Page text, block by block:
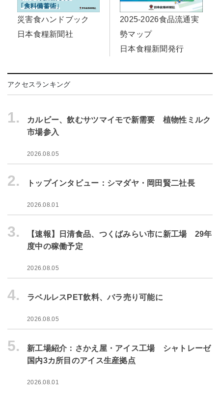
災害食ハンドブック
日本食糧新聞社
2025-2026食品流通実
勢マップ
日本食糧新聞発行
アクセスランキング
1.
カルビー、飲むサツマイモで新需要 植物性ミルク
市場参入
2026.08.05
2. トップインタビュー：シマダヤ・岡田賢二社長
2026.08.01
3.
【速報】日清食品、つくばみらい市に新工場 29年
度中の稼働予定
2026.08.05
4. ラベルレスPET飲料、バラ売り可能に
2026.08.05
5.
新工場紹介：さかえ屋・アイス工場 シャトレーゼ
国内3カ所目のアイス生産拠点
2026.08.01